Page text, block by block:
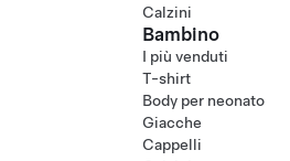
Calzini
Bambino
I più venduti
T-shirt
Body per neonato
Giacche
Cappelli